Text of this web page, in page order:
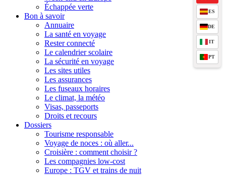
Échappée verte
Bon à savoir
Annuaire
La santé en voyage
Rester connecté
Le calendrier scolaire
La sécurité en voyage
Les sites utiles
Les assurances
Les fuseaux horaires
Le climat, la météo
Visas, passeports
Droits et recours
Dossiers
Tourisme responsable
Voyage de noces : où aller...
Croisière : comment choisir ?
Les compagnies low-cost
Europe : TGV et trains de nuit
ES
DE
IT
PT